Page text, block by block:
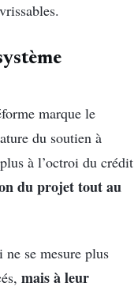
marque le
du soutien à
à l’octroi du crédit
du projet tout au
se mesure plus
mais à leur